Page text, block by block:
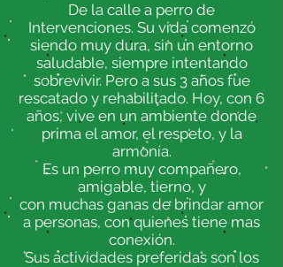
De la calle a perro de
Intervenciones. Su vida comenzó
siendo muy dura, sin un entorno
saludable, siempre intentando
sobrevivir. Pero a sus 3 años fue
rescatado y rehabilitado. Hoy, con 6
años, vive en un ambiente donde
prima el amor, el respeto, y la
armonía.
Es un perro muy compañero,
amigable, tierno, y
con muchas ganas de brindar amor
a personas, con quienes tiene mas
conexión.
Sus actividades preferidas son los